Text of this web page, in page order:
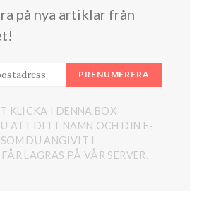
på nya artiklar från
PRENUMERERA
KLICKA I DENNA BOX
ATT DITT NAMN OCH DIN E-
SOM DU ANGIVIT I
LAGRAS PÅ VÅR SERVER.